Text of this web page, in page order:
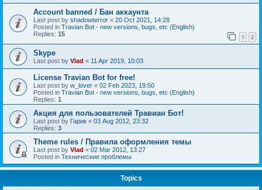
Account banned / Бан аккаунта
Last post by shadowterror « 20 Oct 2021, 14:28
Posted in Travian Bot - new versions, bugs, etc (English)
Replies: 15 1 2
Skype
Last post by Vlad « 11 Apr 2019, 10:03
License Travian Bot for free!
Last post by w_lover « 02 Feb 2023, 19:50
Posted in Travian Bot - new versions, bugs, etc (English)
Replies: 1
Акция для пользователей Травиан Бот!
Last post by Гарик « 03 Aug 2012, 23:32
Replies: 3
Theme rules / Правила оформления темы
Last post by Vlad « 02 Mar 2012, 13:27
Posted in Технические проблемы
Topics